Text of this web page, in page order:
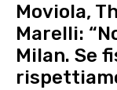
Moviola,
Marelli:
Milan. Se